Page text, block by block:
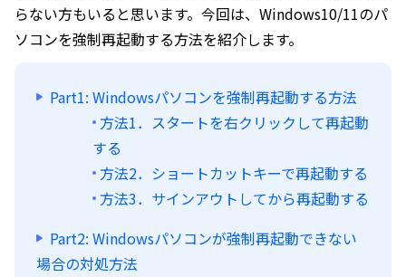
らない方もいると思います。今回は、Windows10/11のパ
ソコンを強制再起動する方法を紹介します。
Part1: Windowsパソコンを強制再起動する方法
方法1．スタートを右クリックして再起動
する
方法2．ショートカットキーで再起動する
方法3．サインアウトしてから再起動する
Part2: Windowsパソコンが強制再起動できない
場合の対処方法